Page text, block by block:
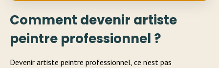
Comment devenir artiste
peintre professionnel ?
Devenir artiste peintre professionnel, ce n’est pas